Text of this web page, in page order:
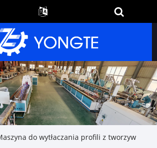
do wytłaczania profili z tworzyw